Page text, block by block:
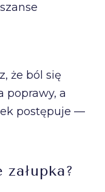
że ból się
poprawy, a
postępuje —